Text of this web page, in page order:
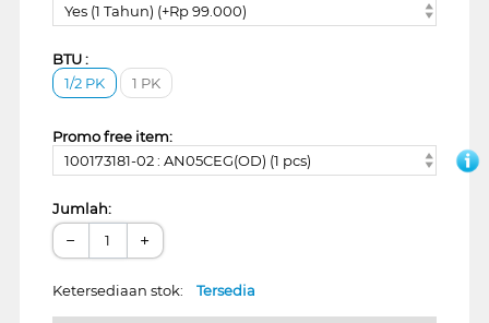
Yes (1 Tahun) (+Rp 99.000)
BTU :
1/2 PK
1 PK
Promo free item:
100173181-02 : AN05CEG(OD) (1 pcs)
Jumlah:
− +
Ketersediaan stok: Tersedia